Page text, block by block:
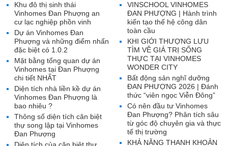
VINSCHOOL VINHOMES
ĐAN PHƯỢNG | Hành trình
kiến tạo thế hệ công dân
toàn cầu
KHI GIỚI THƯỢNG LƯU
TÌM VỀ GIÁ TRỊ SỐNG
THỰC TẠI VINHOMES
WONDER CITY
Bất động sản nghĩ dưỡng
ĐAN PHƯỢNG 2026 | Đánh
thức “viên ngọc Viễn Đông”
Có nên đầu tư Vinhomes
Đan Phượng? Phân tích sâu
từ góc độ chuyên gia và thực
tế thị trường
KHẢ NĂNG THANH KHOẢN
Khu đô thị sinh thái
Vinhomes Đan Phượng an
cư lạc nghiệp phồn vinh
Dự án Vinhomes Đan
Phượng và những điểm nhấn
đặc biệt có 1.0.2
Mặt bằng tổng quan dự án
Vinhomes tại Đan Phượng
chi tiết NHẤT
Diện tích nhà liền kề dự án
Vinhomes Đan Phượng là
bao nhiêu ?
Thông số diện tích căn biệt
thự song lập tại Vinhomes
Đan Phượng